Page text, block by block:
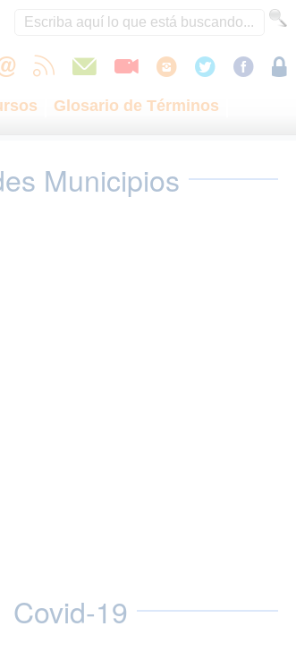
Glosario de Términos
Municipios
Covid-19